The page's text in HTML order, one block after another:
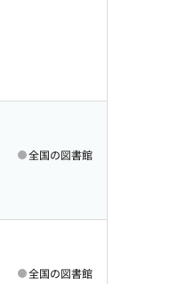
全国の図書館
全国の図書館